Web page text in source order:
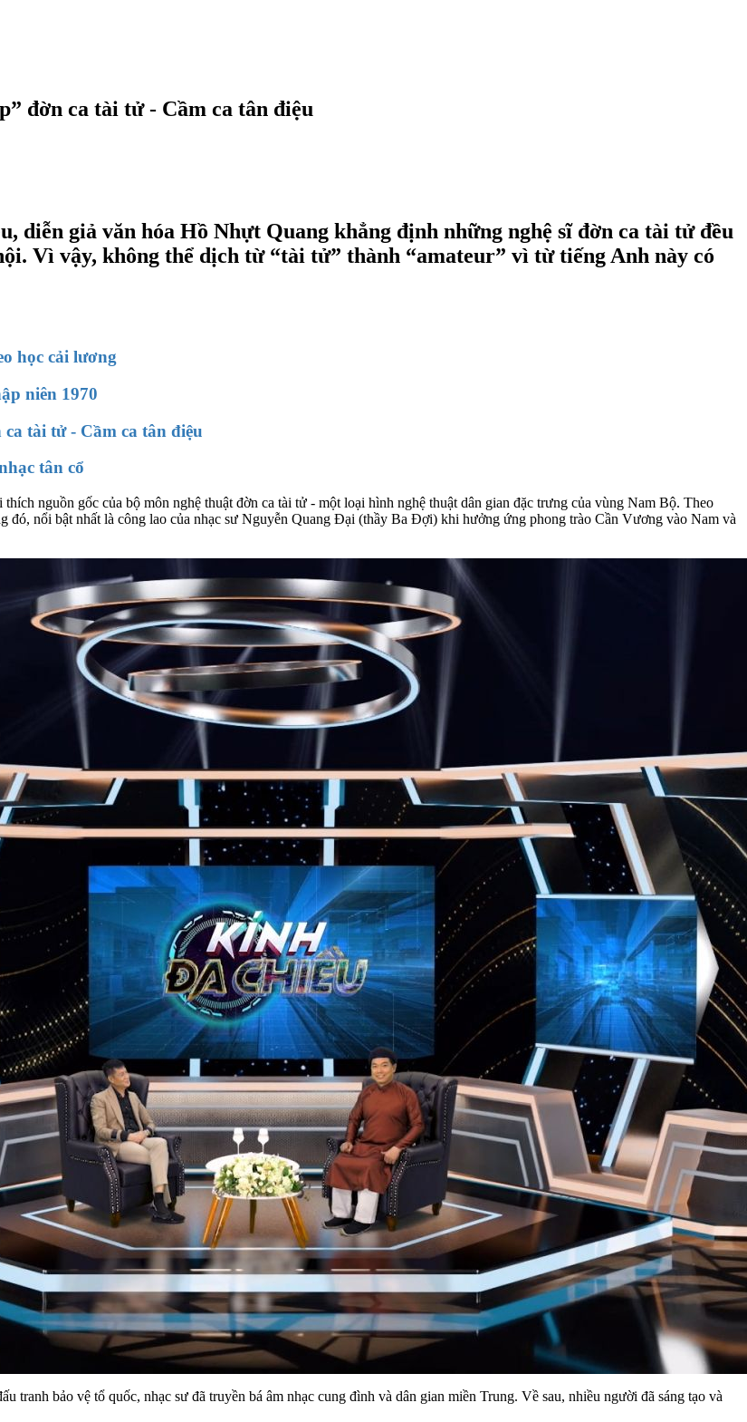
đờn ca tài tử - Cầm ca tân điệu
diễn giả văn hóa Hồ Nhựt Quang khẳng định những nghệ sĩ đờn ca tài tử đều
Vì vậy, không thể dịch từ “tài tử” thành “amateur” vì từ tiếng Anh này có
học cải lương
niên 1970
tài tử - Cầm ca tân điệu
tân cổ
nguồn gốc của bộ môn nghệ thuật đờn ca tài tử - một loại hình nghệ thuật dân gian đặc trưng của vùng Nam Bộ. Theo
đó, nổi bật nhất là công lao của nhạc sư Nguyễn Quang Đại (thầy Ba Đợi) khi hưởng ứng phong trào Cần Vương vào Nam và
bảo vệ tổ quốc, nhạc sư đã truyền bá âm nhạc cung đình và dân gian miền Trung. Về sau, nhiều người đã sáng tạo và